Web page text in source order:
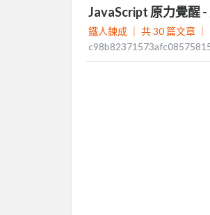
JavaScript 原力覺醒
鐵人鍊成 ｜ 共 30 篇文章 ｜